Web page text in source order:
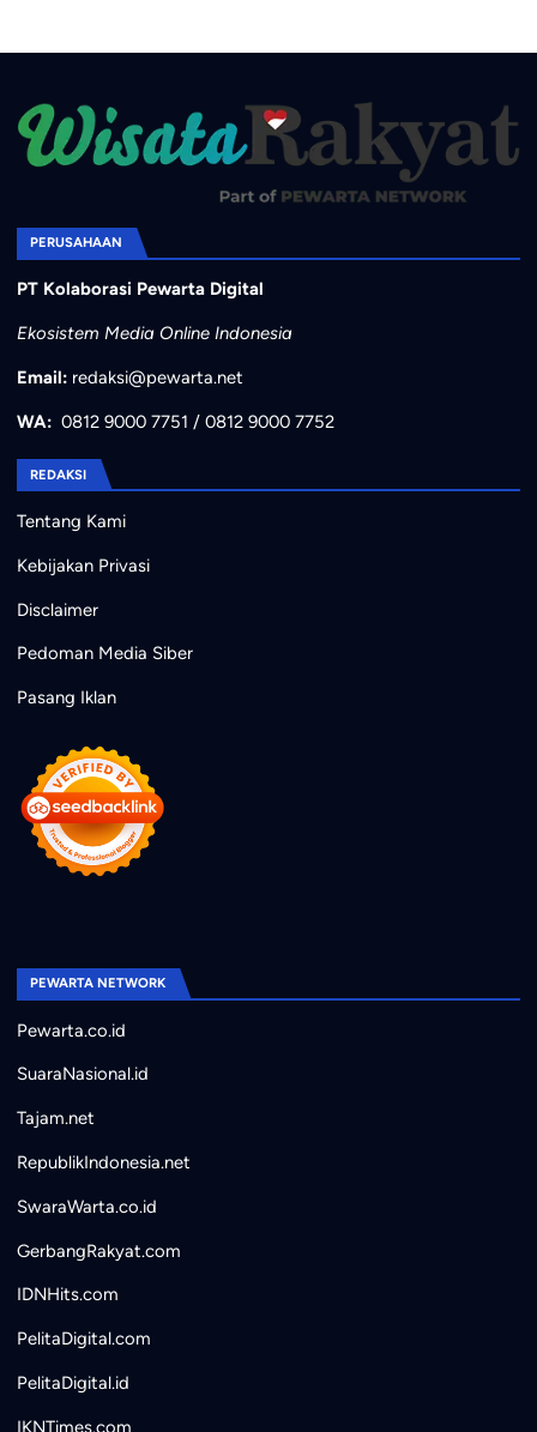
PERUSAHAAN
PT Kolaborasi Pewarta Digital
Ekosistem Media Online Indonesia
Email: redaksi@pewarta.net
WA: 0812 9000 7751 / 0812 9000 7752
REDAKSI
Tentang Kami
Kebijakan Privasi
Disclaimer
Pedoman Media Siber
Pasang Iklan
PEWARTA NETWORK
Pewarta.co.id
SuaraNasional.id
Tajam.net
RepublikIndonesia.net
SwaraWarta.co.id
GerbangRakyat.com
IDNHits.com
PelitaDigital.com
PelitaDigital.id
IKNTimes.com